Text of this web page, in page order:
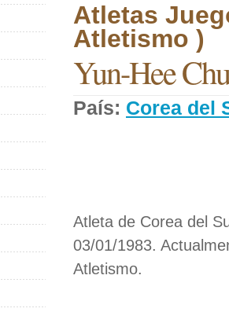
Atletas
Atletismo )
Yun-Hee
País: Corea del
Atleta de Corea del
03/01/1983.
Atletismo.